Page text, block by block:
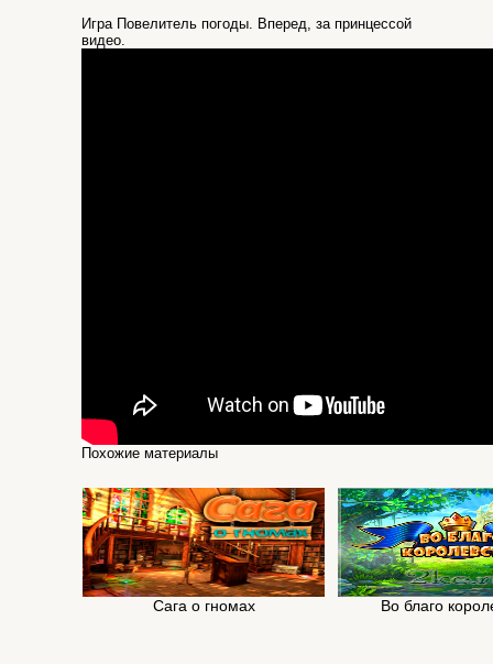
Игра Повелитель погоды. Вперед, за принцессой
видео.
Похожие материалы
Сага о гномах Во благо